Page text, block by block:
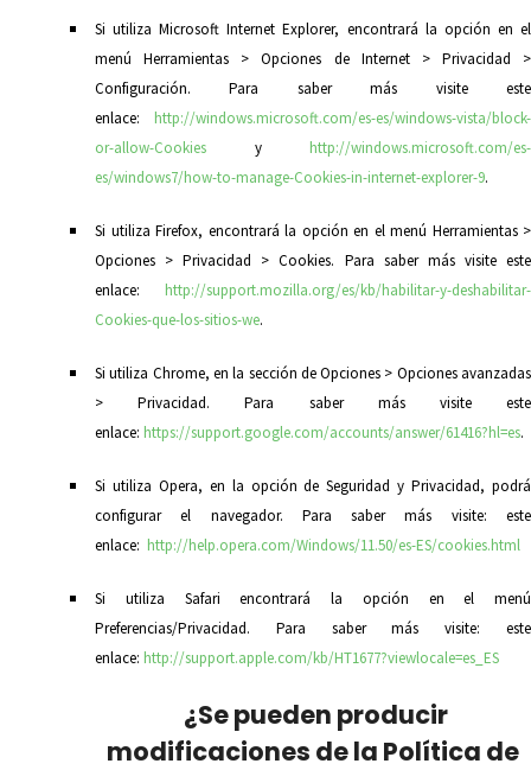
Si utiliza Microsoft Internet Explorer, encontrará la opción en el
menú Herramientas > Opciones de Internet > Privacidad >
Configuración. Para saber más visite este
enlace: http://windows.microsoft.com/es-es/windows-vista/block-
or-allow-Cookies y http://windows.microsoft.com/es-
es/windows7/how-to-manage-Cookies-in-internet-explorer-9.
Si utiliza Firefox, encontrará la opción en el menú Herramientas >
Opciones > Privacidad > Cookies. Para saber más visite este
enlace: http://support.mozilla.org/es/kb/habilitar-y-deshabilitar-
Cookies-que-los-sitios-we.
Si utiliza Chrome, en la sección de Opciones > Opciones avanzadas
> Privacidad. Para saber más visite este
enlace: https://support.google.com/accounts/answer/61416?hl=es.
Si utiliza Opera, en la opción de Seguridad y Privacidad, podrá
configurar el navegador. Para saber más visite: este
enlace: http://help.opera.com/Windows/11.50/es-ES/cookies.html
Si utiliza Safari encontrará la opción en el menú
Preferencias/Privacidad. Para saber más visite: este
enlace: http://support.apple.com/kb/HT1677?viewlocale=es_ES
¿Se pueden producir
modificaciones de la Política de